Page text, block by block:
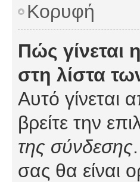
Κορυφή
Πώς
στη λίστα
Αυτό γίνεται
βρείτε την
της σύνδεσης
σας θα είναι